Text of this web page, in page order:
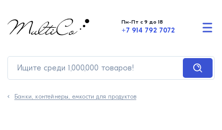
Пн-Пт с 9 до 18
+7 914 792 7072
Банки, контейнеры, емкости для продуктов